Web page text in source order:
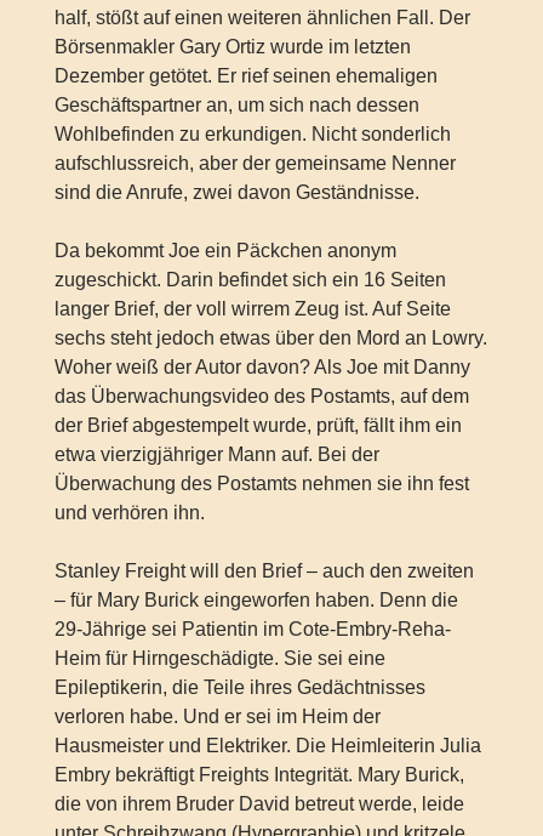
half, stößt auf einen weiteren ähnlichen Fall. Der
Börsenmakler Gary Ortiz wurde im letzten
Dezember getötet. Er rief seinen ehemaligen
Geschäftspartner an, um sich nach dessen
Wohlbefinden zu erkundigen. Nicht sonderlich
aufschlussreich, aber der gemeinsame Nenner
sind die Anrufe, zwei davon Geständnisse.
Da bekommt Joe ein Päckchen anonym
zugeschickt. Darin befindet sich ein 16 Seiten
langer Brief, der voll wirrem Zeug ist. Auf Seite
sechs steht jedoch etwas über den Mord an Lowry.
Woher weiß der Autor davon? Als Joe mit Danny
das Überwachungsvideo des Postamts, auf dem
der Brief abgestempelt wurde, prüft, fällt ihm ein
etwa vierzigjähriger Mann auf. Bei der
Überwachung des Postamts nehmen sie ihn fest
und verhören ihn.
Stanley Freight will den Brief – auch den zweiten
– für Mary Burick eingeworfen haben. Denn die
29-Jährige sei Patientin im Cote-Embry-Reha-
Heim für Hirngeschädigte. Sie sei eine
Epileptikerin, die Teile ihres Gedächtnisses
verloren habe. Und er sei im Heim der
Hausmeister und Elektriker. Die Heimleiterin Julia
Embry bekräftigt Freights Integrität. Mary Burick,
die von ihrem Bruder David betreut werde, leide